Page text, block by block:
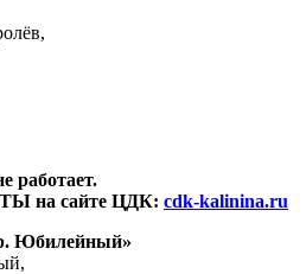
работает.
на сайте ЦДК: cdk-kalinina.ru
Юбилейный»